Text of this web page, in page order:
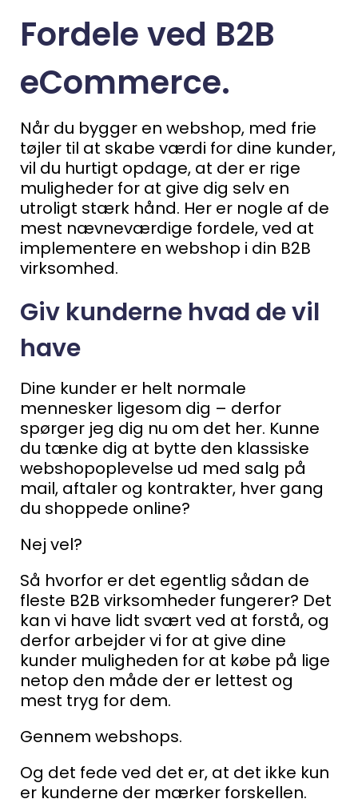
Fordele ved B2B
eCommerce.
Når du bygger en webshop, med frie
tøjler til at skabe værdi for dine kunder,
vil du hurtigt opdage, at der er rige
muligheder for at give dig selv en
utroligt stærk hånd. Her er nogle af de
mest nævneværdige fordele, ved at
implementere en webshop i din B2B
virksomhed.
Giv kunderne hvad de vil
have
Dine kunder er helt normale
mennesker ligesom dig – derfor
spørger jeg dig nu om det her. Kunne
du tænke dig at bytte den klassiske
webshopoplevelse ud med salg på
mail, aftaler og kontrakter, hver gang
du shoppede online?
Nej vel?
Så hvorfor er det egentlig sådan de
fleste B2B virksomheder fungerer? Det
kan vi have lidt svært ved at forstå, og
derfor arbejder vi for at give dine
kunder muligheden for at købe på lige
netop den måde der er lettest og
mest tryg for dem.
Gennem webshops.
Og det fede ved det er, at det ikke kun
er kunderne der mærker forskellen.